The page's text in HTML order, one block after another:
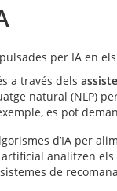
per IA en
a través dels
natural (NLP)
es pot
d’IA per
artificial analitzen
de